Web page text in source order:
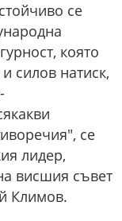
се
която
силов натиск,
се
лидер,
висшия съвет
Климов.